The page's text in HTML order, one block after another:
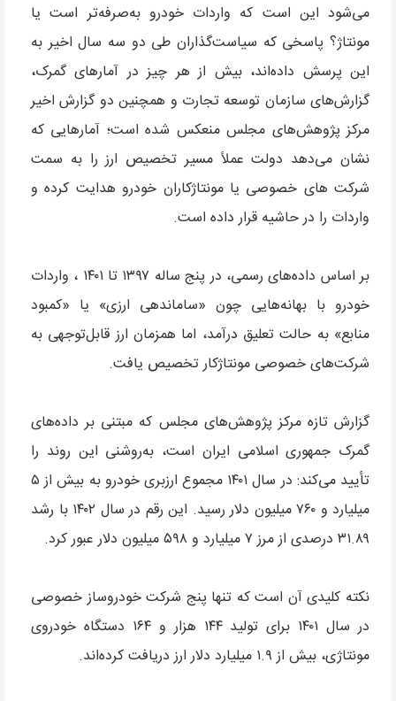
می‌شود این است که واردات خودرو به‌صرفه‌تر است یا
مونتاژ؟ پاسخی که سیاست‌گذاران طی دو سه سال اخیر به
این پرسش داده‌اند، بیش از هر چیز در آمارهای گمرک،
گزارش‌های سازمان توسعه تجارت و همچنین دو گزارش اخیر
مرکز پژوهش‌های مجلس منعکس شده است؛ آمارهایی که
نشان می‌دهد دولت عملاً مسیر تخصیص ارز را به سمت
شرکت های خصوصی یا مونتاژکاران خودرو هدایت کرده و
واردات را در حاشیه قرار داده است.
بر اساس داده‌های رسمی، در پنج ساله ۱۳۹۷ تا ۱۴۰۱ ، واردات
خودرو با بهانه‌هایی چون «ساماندهی ارزی» یا «کمبود
منابع» به حالت تعلیق درآمد، اما همزمان ارز قابل‌توجهی به
شرکت‌های خصوصی مونتاژکار تخصیص یافت.
گزارش تازه مرکز پژوهش‌های مجلس که مبتنی بر داده‌های
گمرک جمهوری اسلامی ایران است، به‌روشنی این روند را
تأیید می‌کند: در سال ۱۴۰۱ مجموع ارزبری خودرو به بیش از ۵
میلیارد و ۷۶۰ میلیون دلار رسید. این رقم در سال ۱۴۰۲ با رشد
۳۱.۸۹ درصدی از مرز ۷ میلیارد و ۵۹۸ میلیون دلار عبور کرد.
نکته کلیدی آن است که تنها پنج شرکت خودروساز خصوصی
در سال ۱۴۰۱ برای تولید ۱۴۴ هزار و ۱۶۴ دستگاه خودروی
مونتاژی، بیش از ۱.۹ میلیارد دلار ارز دریافت کرده‌اند.